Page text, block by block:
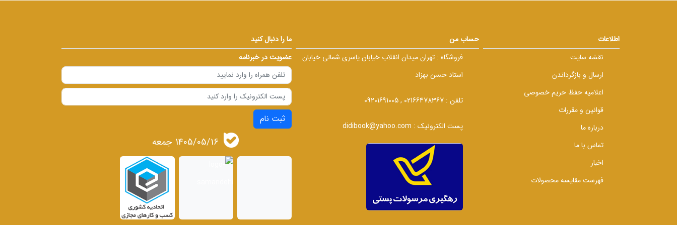
اطلاعات
نقشه سایت
ارسال و بازگرداندن
اعلامیه حفظ حریم خصوصی
قوانین و مقررات
درباره ما
تماس با ما
اخبار
فهرست مقایسه محصولات
حساب من
فروشگاه : تهران میدان انقلاب خیابان یاسری شمالی خیابان
استاد حسن بهزاد
تلفن : 02166478367 , 09201691005
پست الکترونیک : didibook@yahoo.com
ما را دنبال کنید
عضویت در خبرنامه
ثبت نام
1405/05/16 جمعه